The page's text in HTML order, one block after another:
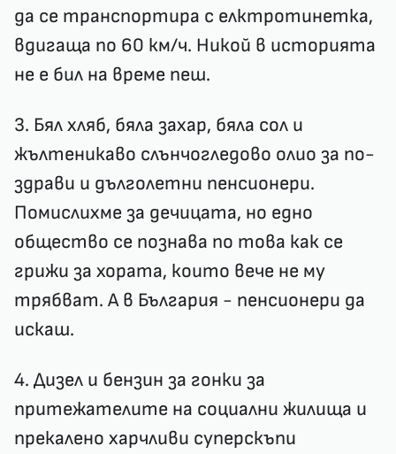
да се транспортира с елктротинетка,
вдигаща по 60 км/ч. Никой в историята
не е бил на време пеш.
3. Бял хляб, бяла захар, бяла сол и
жълтеникаво слънчогледово олио за по-
здрави и дълголетни пенсионери.
Помислихме за дечицата, но едно
общество се познава по това как се
грижи за хората, които вече не му
трябват. А в България - пенсионери да
искаш.
4. Дизел и бензин за гонки за
притежателите на социални жилища и
прекалено харчливи суперскъпи